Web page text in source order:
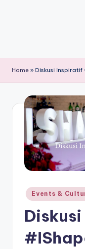
Home » Diskusi Inspiratif
Posted
in
Events &